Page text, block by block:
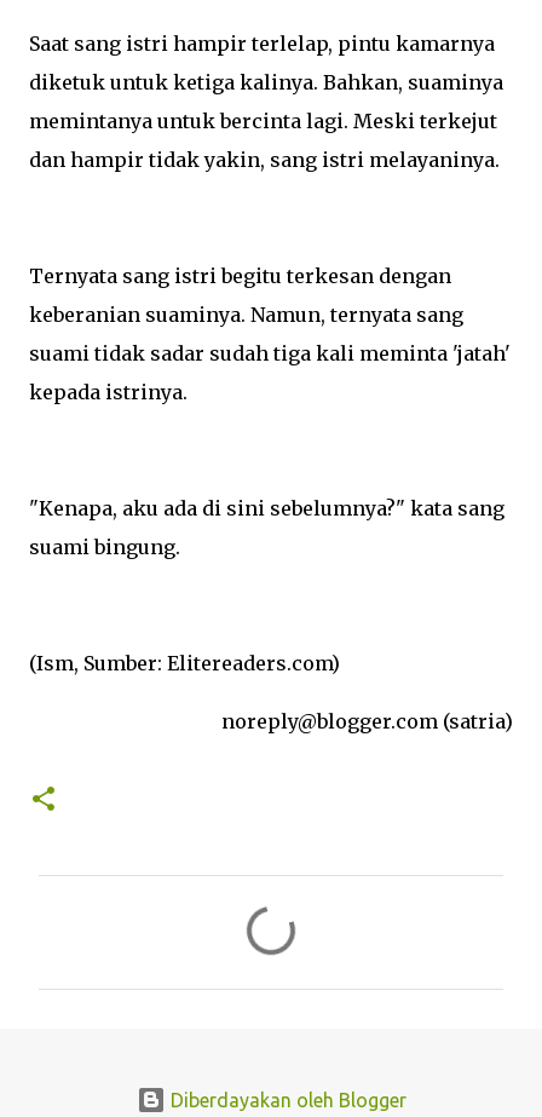
Saat sang istri hampir terlelap, pintu kamarnya
diketuk untuk ketiga kalinya. Bahkan, suaminya
memintanya untuk bercinta lagi. Meski terkejut
dan hampir tidak yakin, sang istri melayaninya.
Ternyata sang istri begitu terkesan dengan
keberanian suaminya. Namun, ternyata sang
suami tidak sadar sudah tiga kali meminta 'jatah'
kepada istrinya.
"Kenapa, aku ada di sini sebelumnya?" kata sang
suami bingung.
(Ism, Sumber: Elitereaders.com)
noreply@blogger.com (satria)
Diberdayakan oleh Blogger